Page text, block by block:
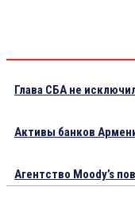
Глава СБА не
Активы банков
Агентство Moody’s